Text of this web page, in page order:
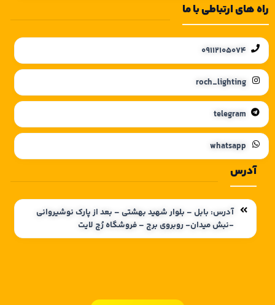
راه های ارتباطی با ما
09112105074
roch_lighting
telegram
whatsapp
آدرس
آدرس: بابل – بلوار شهید بهشتی – بعد از پارک نوشیروانی
-نبش میدان- روبروی برج – فروشگاه رُچ لایت